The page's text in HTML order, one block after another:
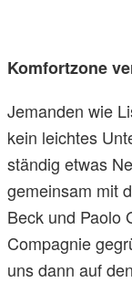
Komfortzone
Jemanden wie
kein leichtes
ständig etwas
gemeinsam mit
Beck und Paolo
Compagnie
uns dann auf